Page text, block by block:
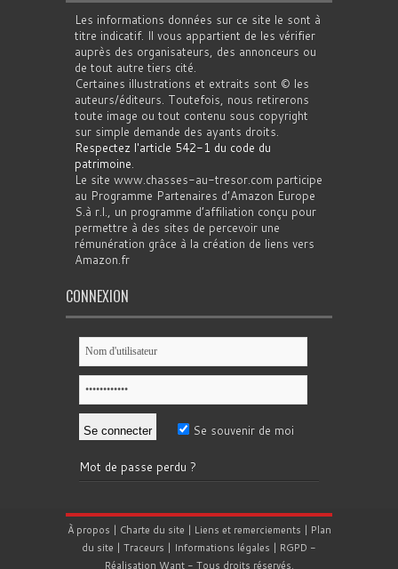
Les informations données sur ce site le sont à
titre indicatif. Il vous appartient de les vérifier
auprès des organisateurs, des annonceurs ou
de tout autre tiers cité.
Certaines illustrations et extraits sont © les
auteurs/éditeurs. Toutefois, nous retirerons
toute image ou tout contenu sous copyright
sur simple demande des ayants droits.
Respectez l'article 542-1 du code du
patrimoine.
Le site www.chasses-au-tresor.com participe
au Programme Partenaires d’Amazon Europe
S.à r.l., un programme d’affiliation conçu pour
permettre à des sites de percevoir une
rémunération grâce à la création de liens vers
Amazon.fr
CONNEXION
Se souvenir de moi
Mot de passe perdu ?
À propos | Charte du site | Liens et remerciements | Plan
du site | Traceurs | Informations légales | RGPD -
Réalisation Want- Tous droits réservés.